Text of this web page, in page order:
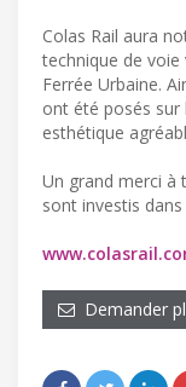
Colas Rail aura
technique de
Ferrée Urbaine.
ont été posés sur
esthétique
Un grand merci à
sont investis
Demander